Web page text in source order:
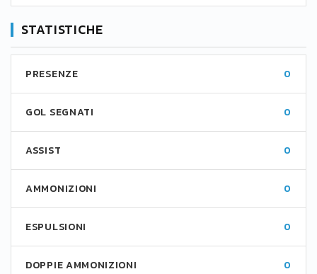
STATISTICHE
PRESENZE 0
GOL SEGNATI 0
ASSIST 0
AMMONIZIONI 0
ESPULSIONI 0
DOPPIE AMMONIZIONI 0